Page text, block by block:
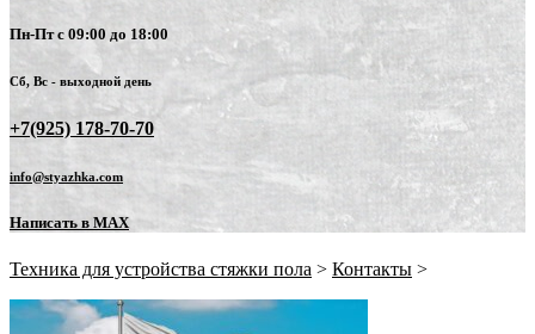
Пн-Пт с 09:00 до 18:00
Сб, Вс - выходной день
+7(925) 178-70-70
info@styazhka.com
Написать в MAX
Техника для устройства стяжки пола > Контакты >